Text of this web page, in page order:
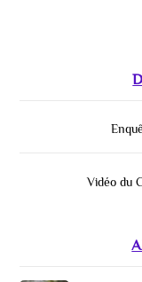
Vidéo du